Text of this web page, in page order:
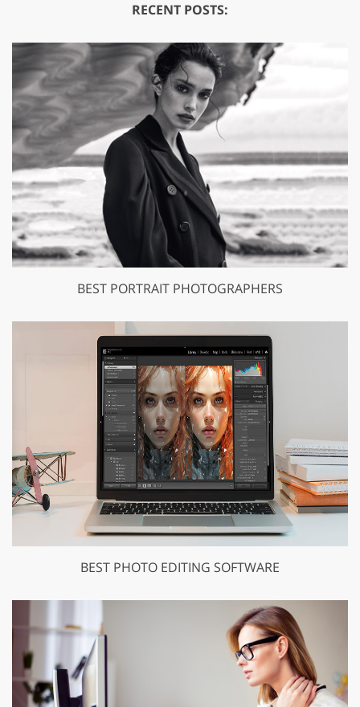
RECENT POSTS:
BEST PORTRAIT PHOTOGRAPHERS
BEST PHOTO EDITING SOFTWARE